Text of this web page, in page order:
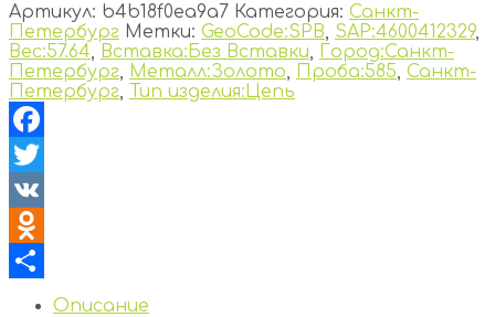
Артикул: b4b18f0ea9a7 Категория: Санкт-
Петербург Метки: GeoCode:SPB, SAP:4600412329,
Вес:57.64, Вставка:Без Вставки, Город:Санкт-
Петербург, Металл:Золото, Проба:585, Санкт-
Петербург, Тип изделия:Цепь
Facebook
Twitter
VK
Odnoklassniki
Отправить
Описание